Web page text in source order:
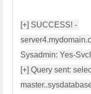
[+] SUCCESS! -
Sysadmin: Yes-
[+] Query sent: